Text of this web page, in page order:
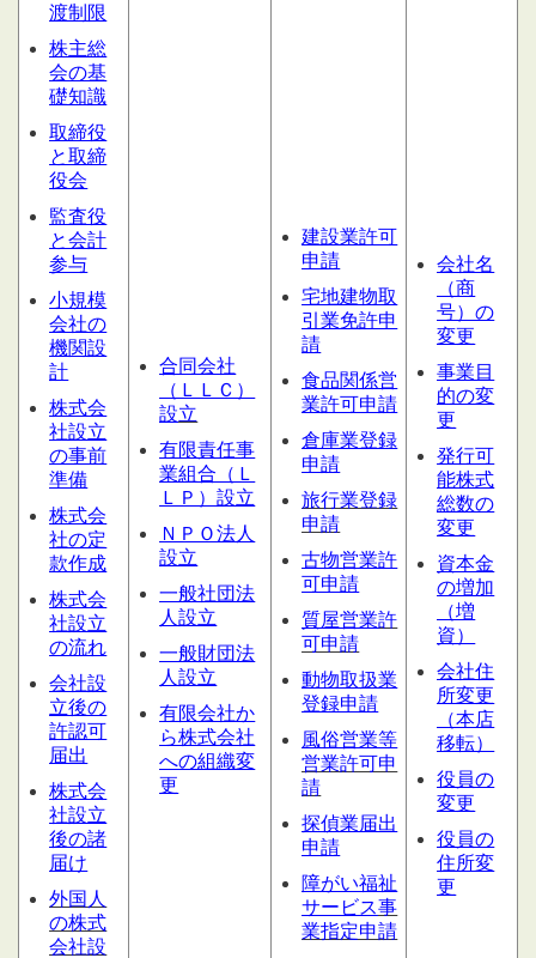
渡制限
株主総
会の基
礎知識
取締役
と取締
役会
監査役
と会計
参与
小規模
会社の
機関設
計
株式会
社設立
の事前
準備
株式会
社の定
款作成
株式会
社設立
の流れ
会社設
立後の
許認可
届出
株式会
社設立
後の諸
届け
外国人
の株式
会社設
合同会社
（ＬＬＣ）
設立
有限責任事
業組合（Ｌ
ＬＰ）設立
ＮＰＯ法人
設立
一般社団法
人設立
一般財団法
人設立
有限会社か
ら株式会社
への組織変
更
建設業許可
申請
宅地建物取
引業免許申
請
食品関係営
業許可申請
倉庫業登録
申請
旅行業登録
申請
古物営業許
可申請
質屋営業許
可申請
動物取扱業
登録申請
風俗営業等
営業許可申
請
探偵業届出
申請
障がい福祉
サービス事
業指定申請
会社名
（商
号）の
変更
事業目
的の変
更
発行可
能株式
総数の
変更
資本金
の増加
（増
資）
会社住
所変更
（本店
移転）
役員の
変更
役員の
住所変
更